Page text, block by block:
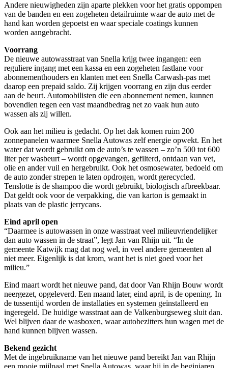
Andere nieuwigheden zijn aparte plekken voor het gratis oppompen
van de banden en een zogeheten detailruimte waar de auto met de
hand kan worden gepoetst en waar speciale coatings kunnen
worden aangebracht.
Voorrang
De nieuwe autowasstraat van Snella krijg twee ingangen: een
reguliere ingang met een kassa en een zogeheten fastlane voor
abonnementhouders en klanten met een Snella Carwash-pas met
daarop een prepaid saldo. Zij krijgen voorrang en zijn dus eerder
aan de beurt. Automobilisten die een abonnement nemen, kunnen
bovendien tegen een vast maandbedrag net zo vaak hun auto
wassen als zij willen.
Ook aan het milieu is gedacht. Op het dak komen ruim 200
zonnepanelen waarmee Snella Autowas zelf energie opwekt. En het
water dat wordt gebruikt om de auto’s te wassen – zo’n 500 tot 600
liter per wasbeurt – wordt opgevangen, gefilterd, ontdaan van vet,
olie en ander vuil en hergebruikt. Ook het osmosewater, bedoeld om
de auto zonder strepen te laten opdrogen, wordt gerecycled.
Tenslotte is de shampoo die wordt gebruikt, biologisch afbreekbaar.
Dat geldt ook voor de verpakking, die van karton is gemaakt in
plaats van de plastic jerrycans.
Eind april open
“Daarmee is autowassen in onze wasstraat veel milieuvriendelijker
dan auto wassen in de straat”, legt Jan van Rhijn uit. “In de
gemeente Katwijk mag dat nog wel, in veel andere gemeenten al
niet meer. Eigenlijk is dat krom, want het is niet goed voor het
milieu.”
Eind maart wordt het nieuwe pand, dat door Van Rhijn Bouw wordt
neergezet, opgeleverd. Een maand later, eind april, is de opening. In
de tussentijd worden de installaties en systemen geïnstalleerd en
ingeregeld. De huidige wasstraat aan de Valkenburgseweg sluit dan.
Wel blijven daar de wasboxen, waar autobezitters hun wagen met de
hand kunnen blijven wassen.
Bekend gezicht
Met de ingebruikname van het nieuwe pand bereikt Jan van Rhijn
een mooie mijlpaal met Snella Autowas, waar hij in de beginjaren